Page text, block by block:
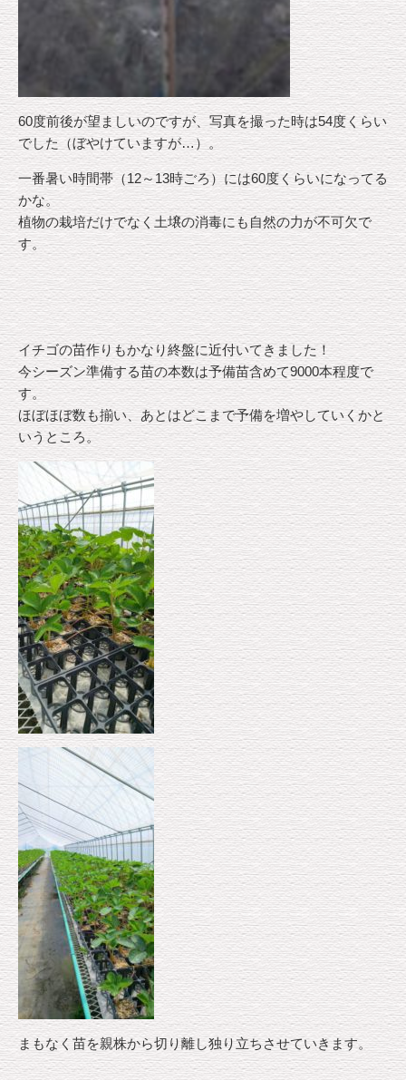
60度前後が望ましいのですが、写真を撮った時は54度くらい
でした（ぼやけていますが…）。
一番暑い時間帯（12～13時ごろ）には60度くらいになってる
かな。
植物の栽培だけでなく土壌の消毒にも自然の力が不可欠で
す。
イチゴの苗作りもかなり終盤に近付いてきました！
今シーズン準備する苗の本数は予備苗含めて9000本程度で
す。
ほぼほぼ数も揃い、あとはどこまで予備を増やしていくかと
いうところ。
まもなく苗を親株から切り離し独り立ちさせていきます。